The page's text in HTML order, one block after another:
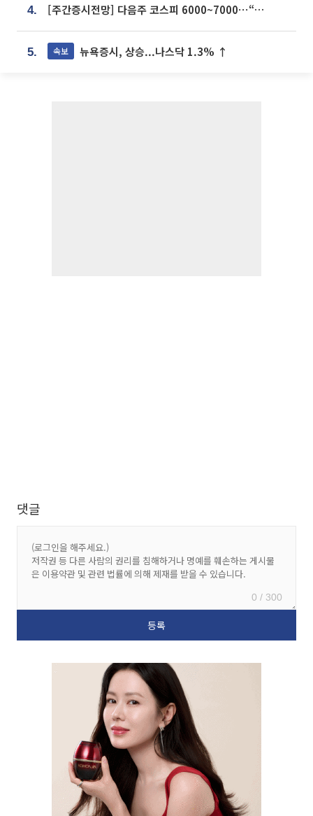
4. [주간증시전망] 다음주 코스피 6000~7000⋯“外人 수급은 정책이 변수”
5. 속보 뉴욕증시, 상승...나스닥 1.3% ↑
댓글
0 / 300